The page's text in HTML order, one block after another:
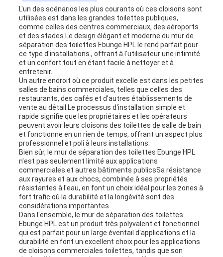
L'un des scénarios les plus courants où ces cloisons sont
utilisées est dans les grandes toilettes publiques,
comme celles des centres commerciaux, des aéroports
et des stades.Le design élégant et moderne du mur de
séparation des toilettes Ebunge HPL le rend parfait pour
ce type d'installations., offrant à l'utilisateur une intimité
et un confort tout en étant facile à nettoyer et à
entretenir.
Un autre endroit où ce produit excelle est dans les petites
salles de bains commerciales, telles que celles des
restaurants, des cafés et d'autres établissements de
vente au détail.Le processus d'installation simple et
rapide signifie que les propriétaires et les opérateurs
peuvent avoir leurs cloisons des toilettes de salle de bain
et fonctionne en un rien de temps, offrant un aspect plus
professionnel et poli à leurs installations.
Bien sûr, le mur de séparation des toilettes Ebunge HPL
n'est pas seulement limité aux applications
commerciales.et autres bâtiments publicsSa résistance
aux rayures et aux chocs, combinée à ses propriétés
résistantes à l'eau, en font un choix idéal pour les zones à
fort trafic où la durabilité et la longévité sont des
considérations importantes.
Dans l'ensemble, le mur de séparation des toilettes
Ebunge HPL est un produit très polyvalent et fonctionnel
qui est parfait pour un large éventail d'applications.et la
durabilité en font un excellent choix pour les applications
de cloisons commerciales toilettes, tandis que son